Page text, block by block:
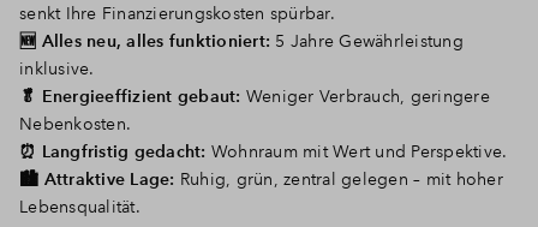
senkt Ihre Finanzierungskosten spürbar.
🆕 Alles neu, alles funktioniert: 5 Jahre Gewährleistung
inklusive.
🥬 Energieeffizient gebaut: Weniger Verbrauch, geringere
Nebenkosten.
⏰ Langfristig gedacht: Wohnraum mit Wert und Perspektive.
🏙️ Attraktive Lage: Ruhig, grün, zentral gelegen – mit hoher
Lebensqualität.